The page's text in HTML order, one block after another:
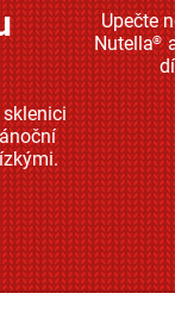
Upečte
Nutella®